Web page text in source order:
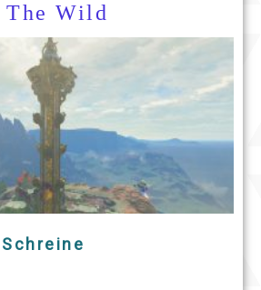
The Wild